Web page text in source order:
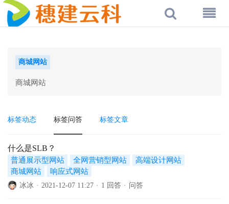
商城网站
商城网站
标签动态 标签问答 标签文章
什么是SLB？
普通展示型网站 全网营销型网站
高端设计网站
商城网站
响应式网站
冰冰 · 2021-12-07 11:27 · 1 回答 · 问答